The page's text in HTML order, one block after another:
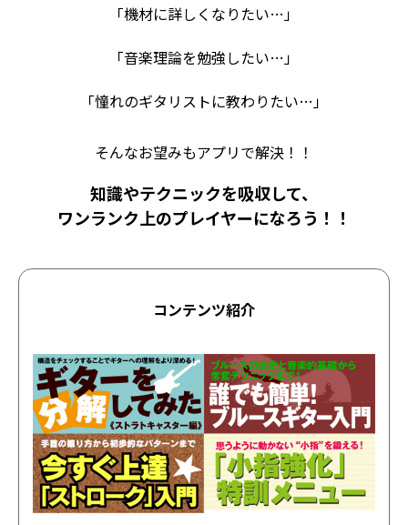
「機材に詳しくなりたい…」
「音楽理論を勉強したい…」
「憧れのギタリストに教わりたい…」
そんなお望みもアプリで解決！！
知識やテクニックを吸収して、
ワンランク上のプレイヤーになろう！！
コンテンツ紹介